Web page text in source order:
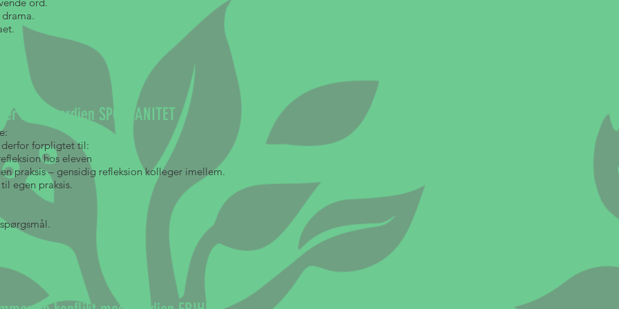
med værdien SPONTANITET
forpligtet til:
hos eleven
praksis – gensidig refleksion kolleger imellem.
egen praksis.